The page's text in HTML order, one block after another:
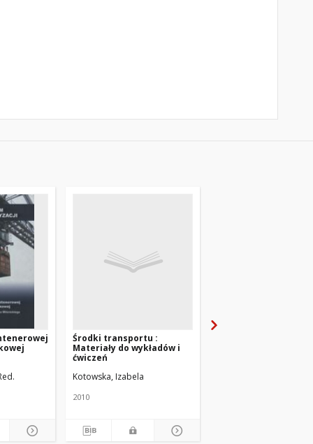
Środki transportu :
Materiały do wykładów i
ćwiczeń
Kotowska, Izabela
2010